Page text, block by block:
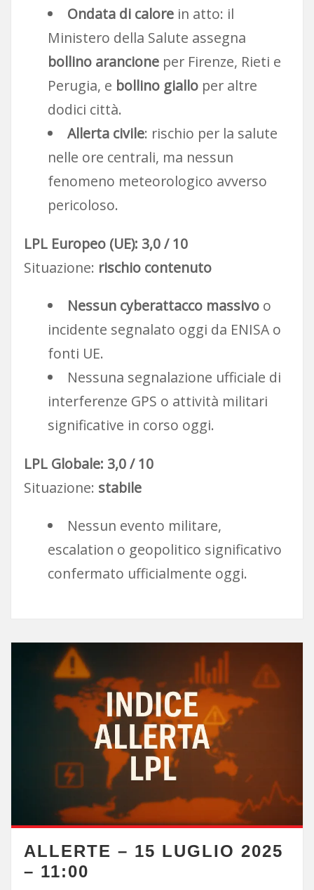
Ondata di calorein atto: il
Ministero della Salute assegna
bollino arancione per Firenze, Rieti e
Perugia, e bollino giallo per altre
dodici città.
Allerta civile: rischio per la salute
nelle ore centrali, ma nessun
fenomeno meteorologico avverso
pericoloso.
LPL Europeo (UE): 3,0 / 10
Situazione: rischio contenuto
Nessun cyberattacco massivoo
incidente segnalato oggi da ENISA o
fonti UE.
Nessuna segnalazione ufficiale di
interferenze GPS o attività militari
significative in corso oggi.
LPL Globale: 3,0 / 10
Situazione: stabile
Nessun evento militare,
escalation o geopolitico significativo
confermato ufficialmente oggi.
ALLERTE – 15 LUGLIO 2025
– 11:00